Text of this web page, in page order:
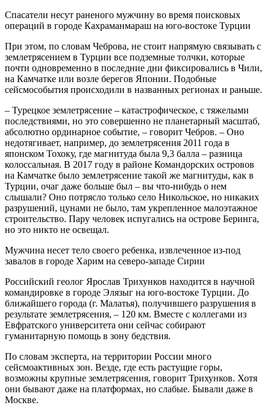
Спасатели несут раненого мужчину во время поисковых
операций в городе Кахраманмараш на юго-востоке Турции
При этом, по словам Чеброва, не стоит напрямую связывать с
землетрясением в Турции все подземные толчки, которые
почти одновременно в последние дни фиксировались в Чили,
на Камчатке или возле берегов Японии. Подобные
сейсмособытия происходили в названных регионах и раньше.
– Турецкое землетрясение – катастрофическое, с тяжелыми
последствиями, но это совершенно не планетарный масштаб,
абсолютно ординарное событие, – говорит Чебров. – Оно
недотягивает, например, до землетрясения 2011 года в
японском Тохоку, где магнитуда была 9,3 балла – разница
колоссальная. В 2017 году в районе Командорских островов
на Камчатке было землетрясение такой же магнитуды, как в
Турции, очаг даже больше был – вы что-нибудь о нем
слышали? Оно потрясло только село Никольское, но никаких
разрушений, цунами не было, там укрепленное малоэтажное
строительство. Пару человек испугались на острове Беринга,
но это никто не освещал.
Мужчина несет тело своего ребенка, извлеченное из-под
завалов в городе Харим на северо-западе Сирии
Российский геолог Ярослав Трихунков находится в научной
командировке в городе Элязыг на юго-востоке Турции. До
ближайшего города (г. Малатья), получившего разрушения в
результате землетрясения, – 120 км. Вместе с коллегами из
Евфратского университета они сейчас собирают
гуманитарную помощь в зону бедствия.
По словам эксперта, на территории России много
сейсмоактивных зон. Везде, где есть растущие горы,
возможны крупные землетрясения, говорит Трихунков. Хотя
они бывают даже на платформах, но слабые. Бывали даже в
Москве.